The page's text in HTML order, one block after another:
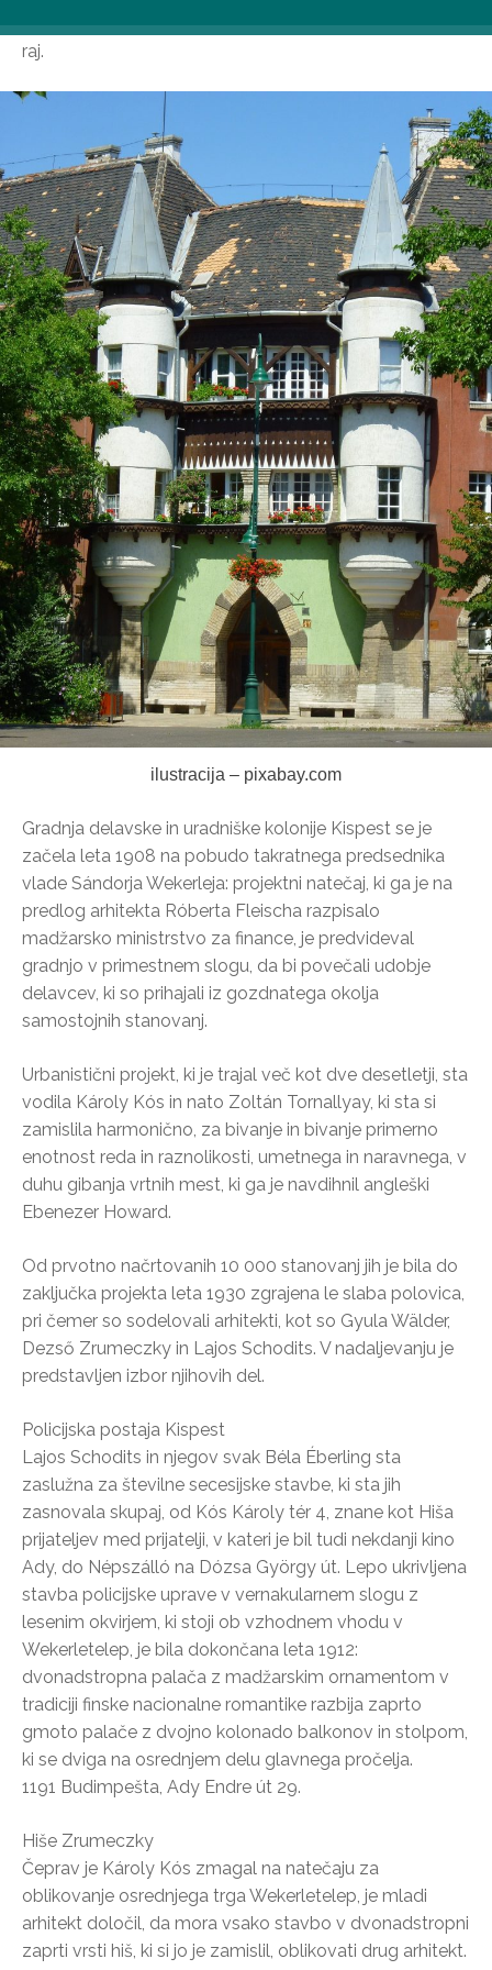
država ni mirovala: v Kispestu je ustvarila svoj delavski
raj.
ilustracija – pixabay.com
Gradnja delavske in uradniške kolonije Kispest se je
začela leta 1908 na pobudo takratnega predsednika
vlade Sándorja Wekerleja: projektni natečaj, ki ga je na
predlog arhitekta Róberta Fleischa razpisalo
madžarsko ministrstvo za finance, je predvideval
gradnjo v primestnem slogu, da bi povečali udobje
delavcev, ki so prihajali iz gozdnatega okolja
samostojnih stanovanj.
Urbanistični projekt, ki je trajal več kot dve desetletji, sta
vodila Károly Kós in nato Zoltán Tornallyay, ki sta si
zamislila harmonično, za bivanje in bivanje primerno
enotnost reda in raznolikosti, umetnega in naravnega, v
duhu gibanja vrtnih mest, ki ga je navdihnil angleški
Ebenezer Howard.
Od prvotno načrtovanih 10 000 stanovanj jih je bila do
zaključka projekta leta 1930 zgrajena le slaba polovica,
pri čemer so sodelovali arhitekti, kot so Gyula Wälder,
Dezső Zrumeczky in Lajos Schodits. V nadaljevanju je
predstavljen izbor njihovih del.
Policijska postaja Kispest
Lajos Schodits in njegov svak Béla Éberling sta
zaslužna za številne secesijske stavbe, ki sta jih
zasnovala skupaj, od Kós Károly tér 4, znane kot Hiša
prijateljev med prijatelji, v kateri je bil tudi nekdanji kino
Ady, do Népszálló na Dózsa György út. Lepo ukrivljena
stavba policijske uprave v vernakularnem slogu z
lesenim okvirjem, ki stoji ob vzhodnem vhodu v
Wekerletelep, je bila dokončana leta 1912:
dvonadstropna palača z madžarskim ornamentom v
tradiciji finske nacionalne romantike razbija zaprto
gmoto palače z dvojno kolonado balkonov in stolpom,
ki se dviga na osrednjem delu glavnega pročelja.
1191 Budimpešta, Ady Endre út 29.
Hiše Zrumeczky
Čeprav je Károly Kós zmagal na natečaju za
oblikovanje osrednjega trga Wekerletelep, je mladi
arhitekt določil, da mora vsako stavbo v dvonadstropni
zaprti vrsti hiš, ki si jo je zamislil, oblikovati drug arhitekt.